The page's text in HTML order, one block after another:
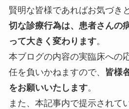
賢明な皆様であればお気づき
切な診療行為は、患者さんの
って大きく変わります。
本ブログの内容の実臨床への
任を負いかねますので、 皆様
をお願いいたします。
また、本記事内で提示されて